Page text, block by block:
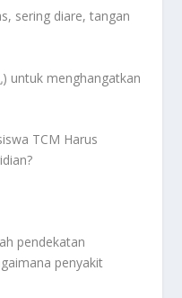
sering diare, tangan
untuk menghangatkan
TCM Harus
pendekatan
penyakit